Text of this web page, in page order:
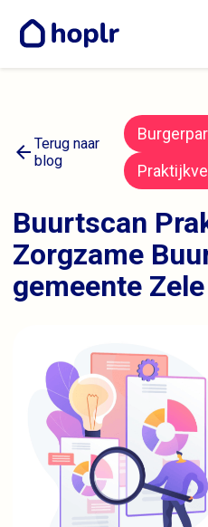
arrow_back Terug naar
blog
Buurtscan
Zorgzame
gemeente Zele